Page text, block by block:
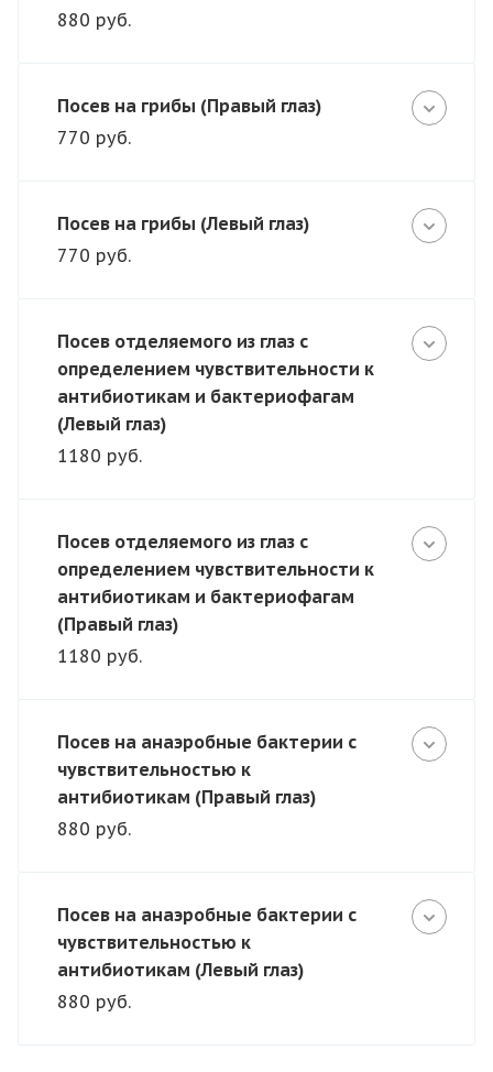
880 руб.
Посев на грибы (Правый глаз)
770 руб.
Посев на грибы (Левый глаз)
770 руб.
Посев отделяемого из глаз с
определением чувствительности к
антибиотикам и бактериофагам
(Левый глаз)
1180 руб.
Посев отделяемого из глаз с
определением чувствительности к
антибиотикам и бактериофагам
(Правый глаз)
1180 руб.
Посев на анаэробные бактерии с
чувствительностью к
антибиотикам (Правый глаз)
880 руб.
Посев на анаэробные бактерии с
чувствительностью к
антибиотикам (Левый глаз)
880 руб.